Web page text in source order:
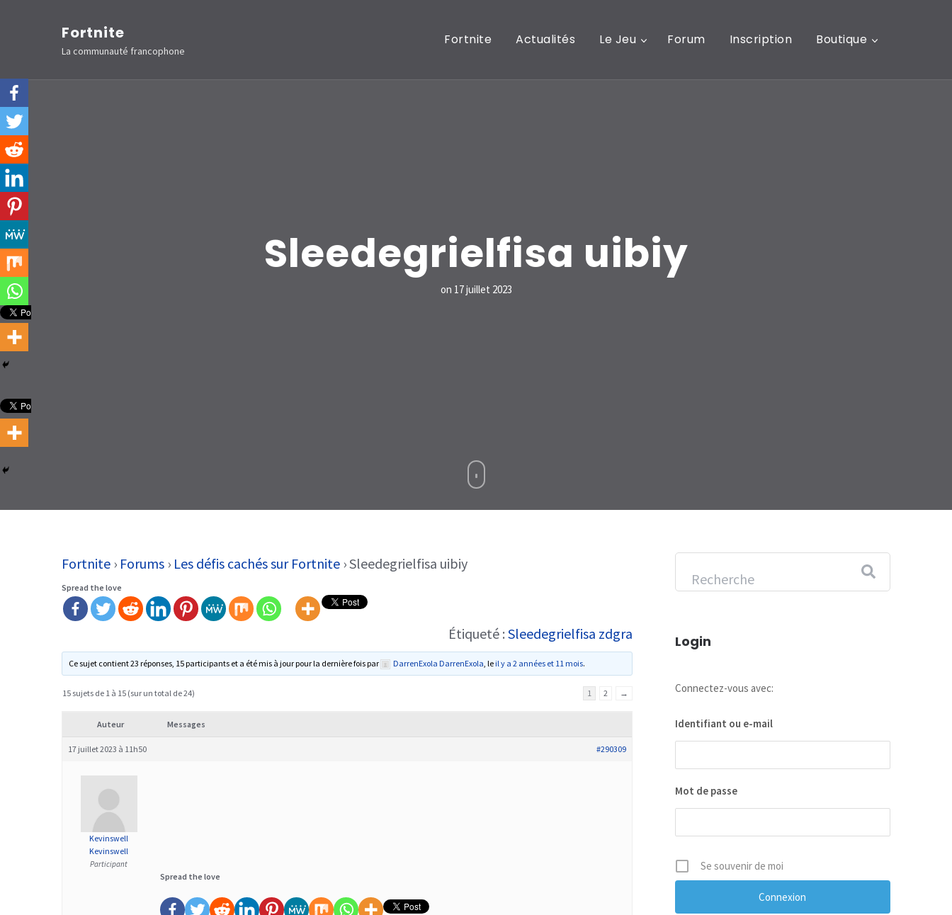
(Pressez
Entrée)
Fortnite
La communauté francophone
Fortnite Actualités Le Jeu Forum Inscription Boutique
Sleedegrielfisa uibiy
on 17 juillet 2023
Fortnite › Forums › Les défis cachés sur Fortnite ›Sleedegrielfisa uibiy
Spread the love
Étiqueté : Sleedegrielfisa zdgra
Ce sujet contient 23 réponses, 15 participants et a été mis à jour pour la dernière fois par DarrenExola DarrenExola, le il y a 2 années et 11 mois.
15 sujets de 1 à 15 (sur un total de 24) 1 2 →
Auteur Messages
17 juillet 2023 à 11h50 #290309
Kevinswell
Kevinswell
Participant
Spread the love
Login
Connectez-vous avec:
Identifiant ou e-mail
Mot de passe
Se souvenir de moi